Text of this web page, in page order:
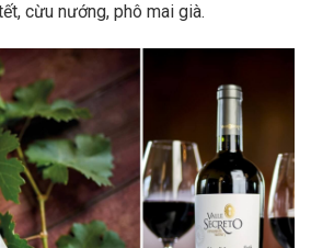
cừu nướng, phô mai già.